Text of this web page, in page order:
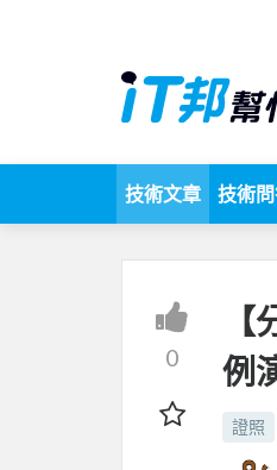
技術文章 技術
0
例
證照